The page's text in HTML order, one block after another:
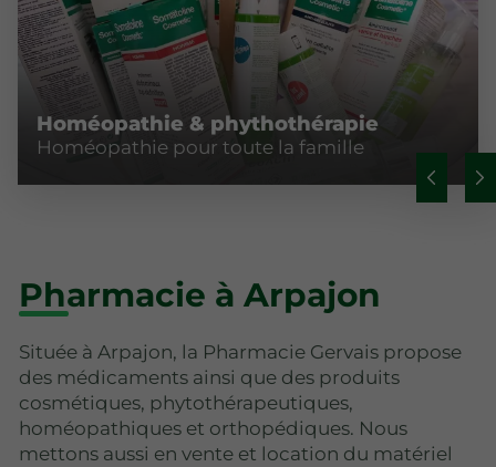
Homéopathie & phythothérapie
Homéopathie pour toute la famille
Pharmacie à Arpajon
Située à Arpajon, la Pharmacie Gervais propose
des médicaments ainsi que des produits
cosmétiques, phytothérapeutiques,
homéopathiques et orthopédiques. Nous
mettons aussi en vente et location du matériel